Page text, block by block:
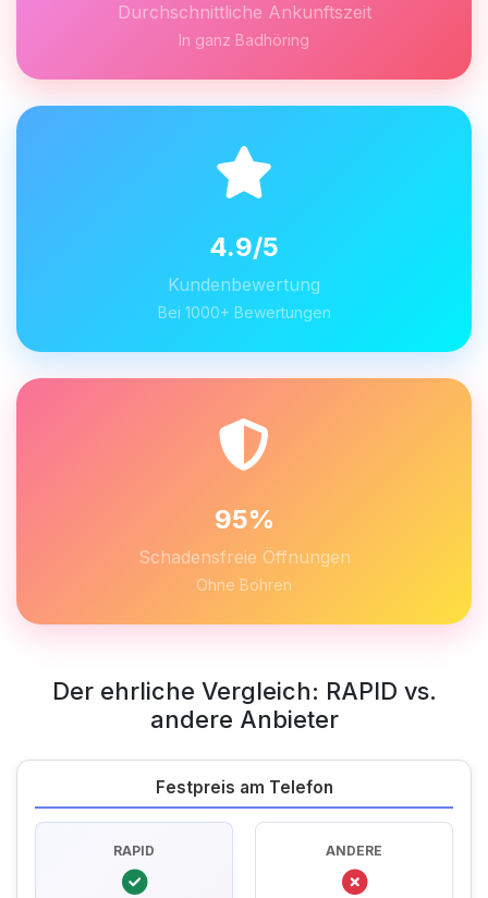
Durchschnittliche Ankunftszeit
In ganz Badhöring
4.9/5
Kundenbewertung
Bei 1000+ Bewertungen
95%
Schadensfreie Öffnungen
Ohne Bohren
Der ehrliche Vergleich: RAPID vs.
andere Anbieter
Festpreis am Telefon
RAPID ANDERE